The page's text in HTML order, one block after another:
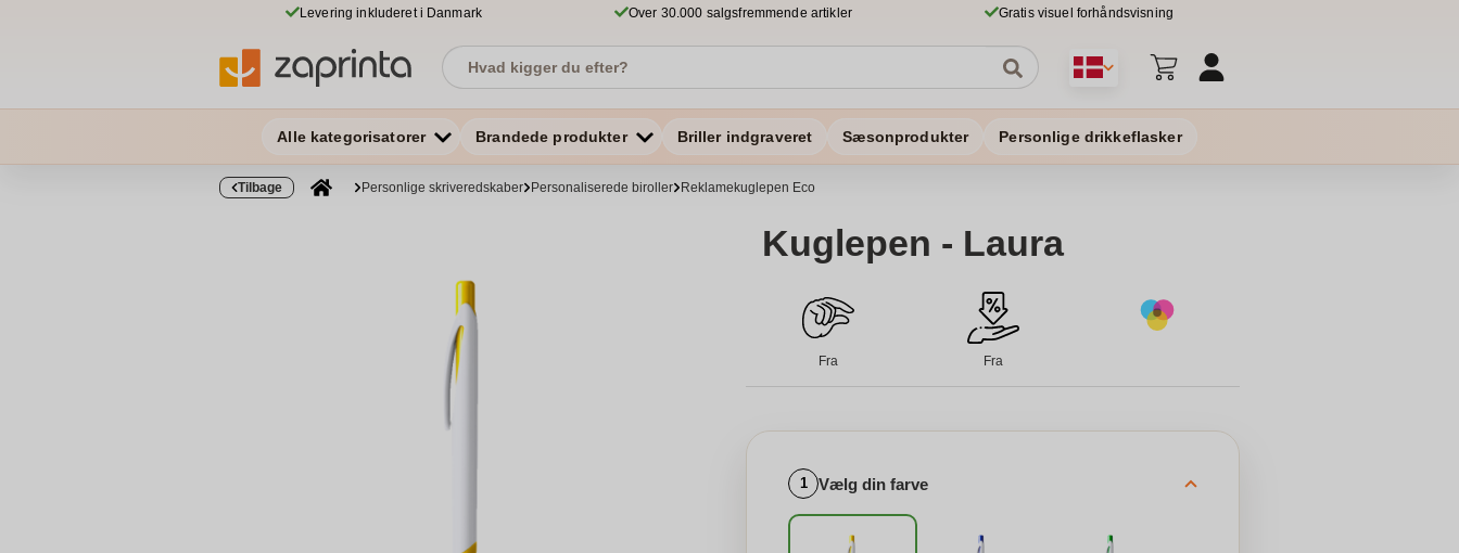
Levering inkluderet i Danmark Over 30.000 salgsfremmende artikler Gratis visuel forhåndsvisning
Alle kategorisatorer Brandede produkter Briller indgraveret Sæsonprodukter Personlige drikkeflasker
Tilbage Personlige skriveredskaber Personaliserede biroller Reklamekuglepen Eco
Kuglepen - Laura
Fra Fra
1 Vælg din farve